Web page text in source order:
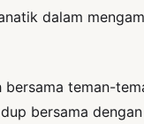
dalam
bersama teman-
bersama